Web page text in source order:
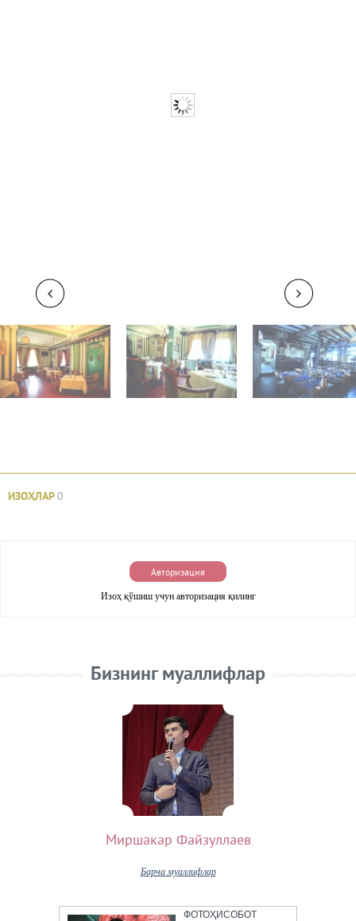
ИЗОҲЛАР0
Авторизация
Изоҳ қўшиш учун авторизация қилинг
Бизнинг муаллифлар
Миршакар Файзуллаев
Барча муаллифлар
ФОТОҲИСОБОТ